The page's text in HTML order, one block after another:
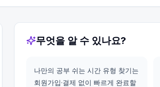
무엇을 알 수 있나요?
나만의 공부 쉬는 시간 유형 찾기는
회원가입·결제 없이 빠르게 완료할